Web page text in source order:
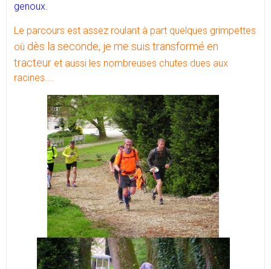
genoux.
Le parcours est assez roulant à part quelques grimpettes
où dès la seconde, je me suis transformé en
tracteur et aussi les nombreuses chutes dues aux
racines....